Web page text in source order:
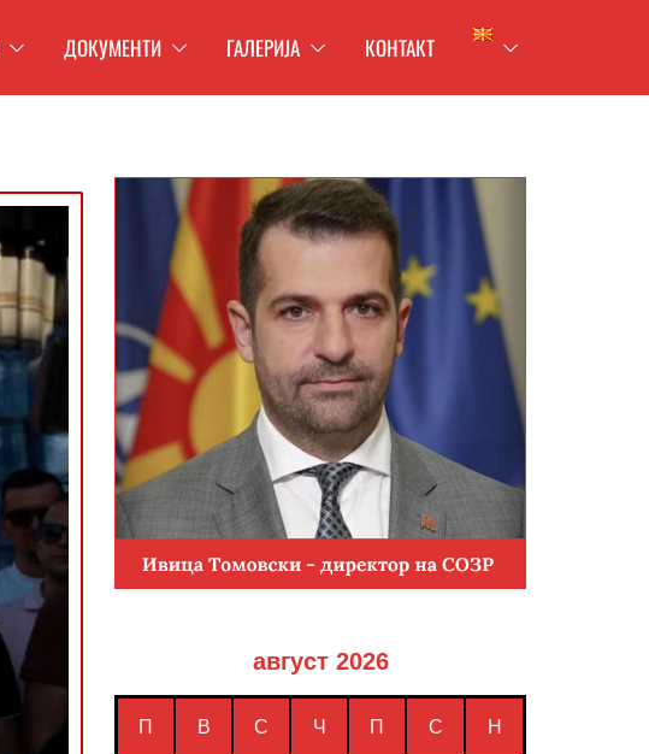
ДОКУМЕНТИ ГАЛЕРИЈА КОНТАКТ
август 2026
П В С Ч П С Н